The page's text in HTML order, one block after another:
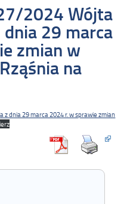
2024 Wójta
29 marca
zmian w
na
dnia 29 marca 2024 r. w sprawie zmian